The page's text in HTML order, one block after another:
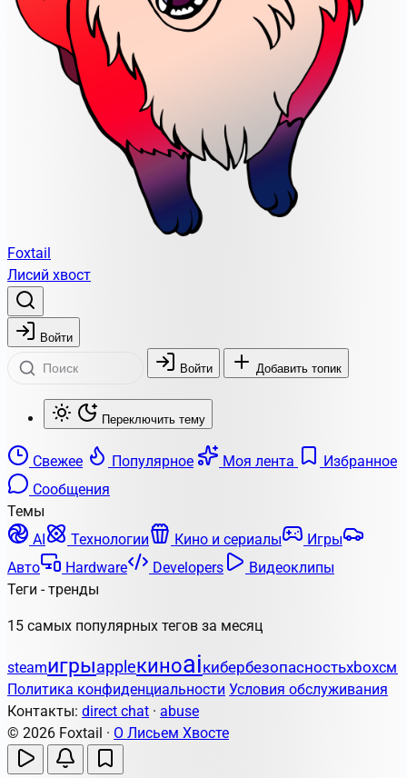
Foxtail
Лисий хвост
Войти
Войти Добавить топик
Переключить тему
Свежее Популярное Моя лента
Избранное
Сообщения
Темы
AI
Технологии Кино и сериалы
Игры
Авто
Hardware Developers
Видеоклипы
Теги - тренды
15 самых популярных тегов за месяц
steamигрыappleкиноaiкибербезопасностьxbox
Политика конфиденциальности Условия обслуживания
Контакты: direct chat · abuse
© 2026 Foxtail · О Лисьем Хвосте